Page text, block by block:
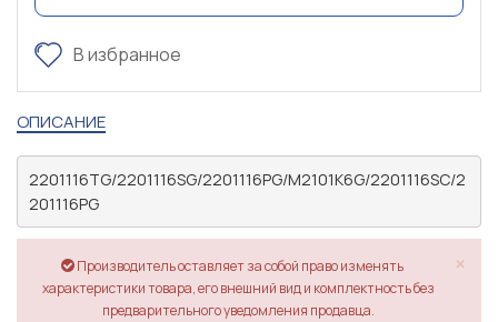
В избранное
ОПИСАНИЕ
2201116TG/2201116SG/2201116PG/M2101K6G/2201116SC/2
201116PG
×
Производитель оставляет за собой право изменять
характеристики товара, его внешний вид и комплектность без
предварительного уведомления продавца.